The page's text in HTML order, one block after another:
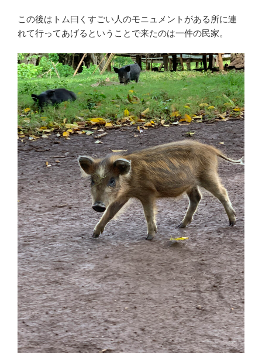
この後はトム曰くすごい人のモニュメントがある所に連
れて行ってあげるということで来たのは一件の民家。